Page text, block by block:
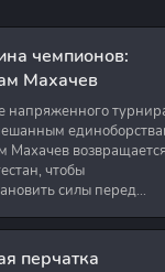
чемпионов:
Махачев
напряженного
Махачев возвращается
чтобы
силы перед
с ним приезжают
и интервьюер,
перчатка